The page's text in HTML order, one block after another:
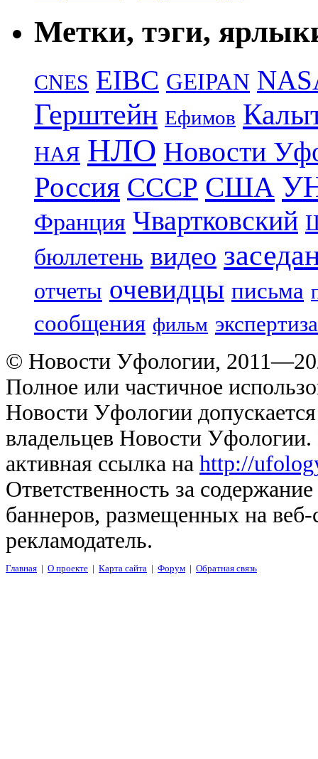
Метки, тэги,
CNES EIBC GEIPAN
Герштейн Ефимов
НАЯ НЛО Новости
Россия СССР США
Франция Чвартковский
бюллетень видео
отчеты очевидцы письма
сообщения фильм экспертиза
© Новости Уфологии,
Полное или частичное
Новости Уфологии
владельцев Новости
активная ссылка на http://
Ответственность за
баннеров, размещенных на
рекламодатель.
Главная | О проекте | Карта сайта | Форум | Обратная связь